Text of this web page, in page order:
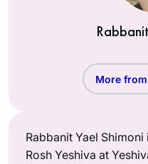
More
Rabbanit Yael
Rosh Yeshiva at